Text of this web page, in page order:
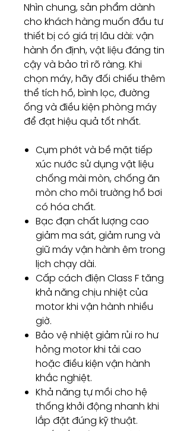
Nhìn chung, sản phẩm dành
cho khách hàng muốn đầu tư
thiết bị có giá trị lâu dài: vận
hành ổn định, vật liệu đáng tin
cậy và bảo trì rõ ràng. Khi
chọn máy, hãy đối chiếu thêm
thể tích hồ, bình lọc, đường
ống và điều kiện phòng máy
để đạt hiệu quả tốt nhất.
Cụm phớt và bề mặt tiếp
xúc nước sử dụng vật liệu
chống mài mòn, chống ăn
mòn cho môi trường hồ bơi
có hóa chất.
Bạc đạn chất lượng cao
giảm ma sát, giảm rung và
giữ máy vận hành êm trong
lịch chạy dài.
Cấp cách điện Class F tăng
khả năng chịu nhiệt của
motor khi vận hành nhiều
giờ.
Bảo vệ nhiệt giảm rủi ro hư
hỏng motor khi tải cao
hoặc điều kiện vận hành
khắc nghiệt.
Khả năng tự mồi cho hệ
thống khởi động nhanh khi
lắp đặt đúng kỹ thuật.